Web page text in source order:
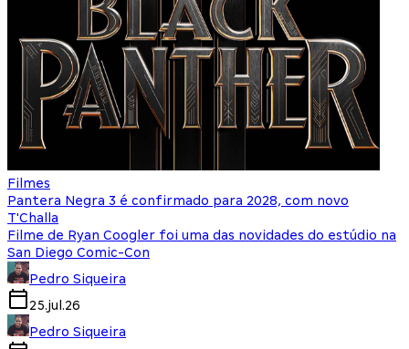
Filmes
Pantera Negra 3 é confirmado para 2028, com novo
T'Challa
Filme de Ryan Coogler foi uma das novidades do estúdio na
San Diego Comic-Con
Pedro Siqueira
25.jul.26
Pedro Siqueira